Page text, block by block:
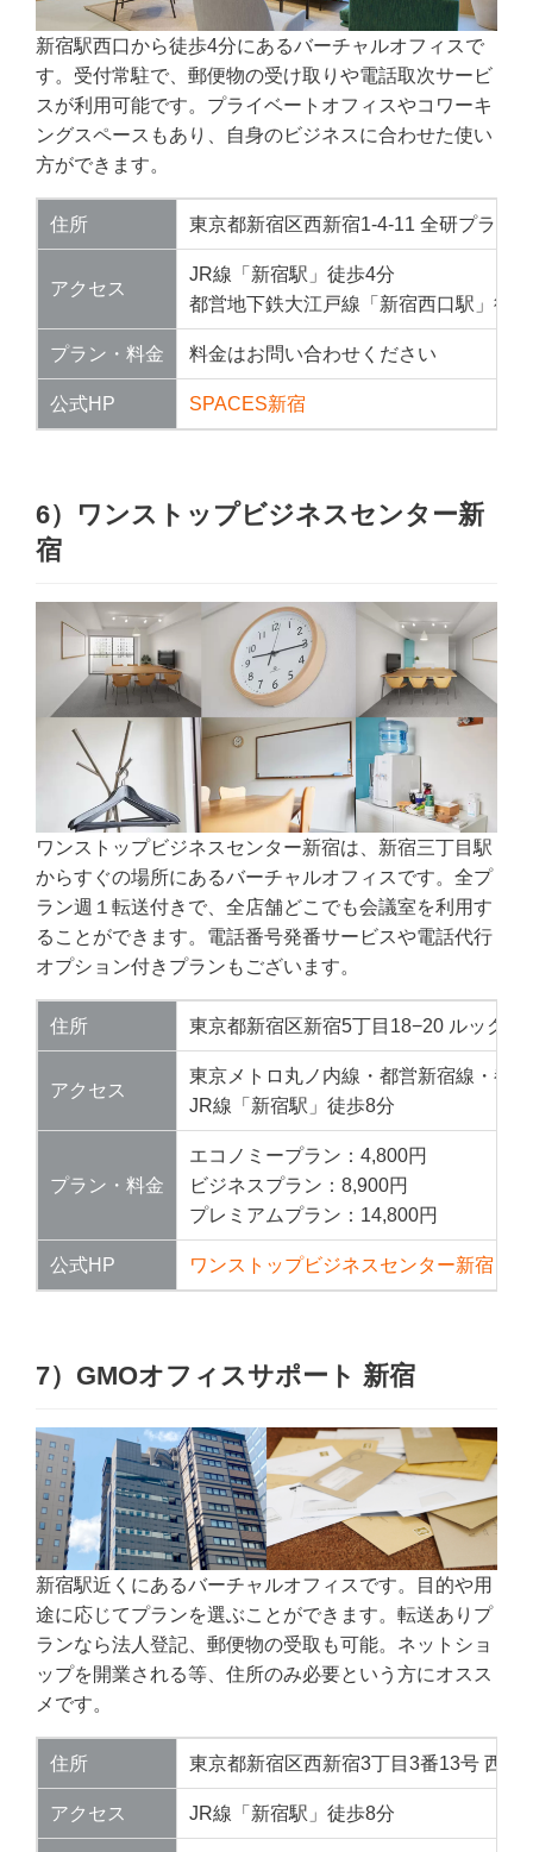
新宿駅西口から徒歩4分にあるバーチャルオフィスで
す。受付常駐で、郵便物の受け取りや電話取次サービ
スが利用可能です。プライベートオフィスやコワーキ
ングスペースもあり、自身のビジネスに合わせた使い
方ができます。
住所 東京都新宿区西新宿1-4-11 全研プラザ
アクセス
JR線「新宿駅」徒歩4分
都営地下鉄大江戸線「新宿西口駅」徒
プラン・料金 料金はお問い合わせください
公式HP SPACES新宿
6）ワンストップビジネスセンター新
宿
ワンストップビジネスセンター新宿は、新宿三丁目駅
からすぐの場所にあるバーチャルオフィスです。全プ
ラン週１転送付きで、全店舗どこでも会議室を利用す
ることができます。電話番号発番サービスや電話代行
オプション付きプランもございます。
住所 東京都新宿区新宿5丁目18−20 ルックハ
アクセス
東京メトロ丸ノ内線・都営新宿線・都
JR線「新宿駅」徒歩8分
プラン・料金
エコノミープラン：4,800円
ビジネスプラン：8,900円
プレミアムプラン：14,800円
公式HP ワンストップビジネスセンター新宿
7）GMOオフィスサポート 新宿
新宿駅近くにあるバーチャルオフィスです。目的や用
途に応じてプランを選ぶことができます。転送ありプ
ランなら法人登記、郵便物の受取も可能。ネットショ
ップを開業される等、住所のみ必要という方にオスス
メです。
住所 東京都新宿区西新宿3丁目3番13号 西新
アクセス JR線「新宿駅」徒歩8分